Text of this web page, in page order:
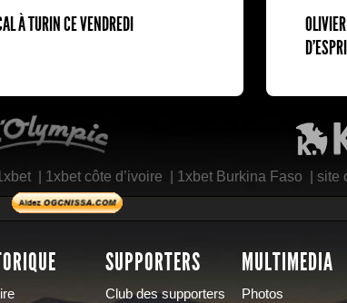
À TURIN CE VENDREDI
| 1xbet côte d’ivoire 1xbet Burkina Faso site
SUPPORTERS
Club des supporters
MULTIMEDIA
Photos